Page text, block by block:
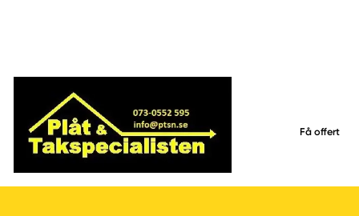
Få offert